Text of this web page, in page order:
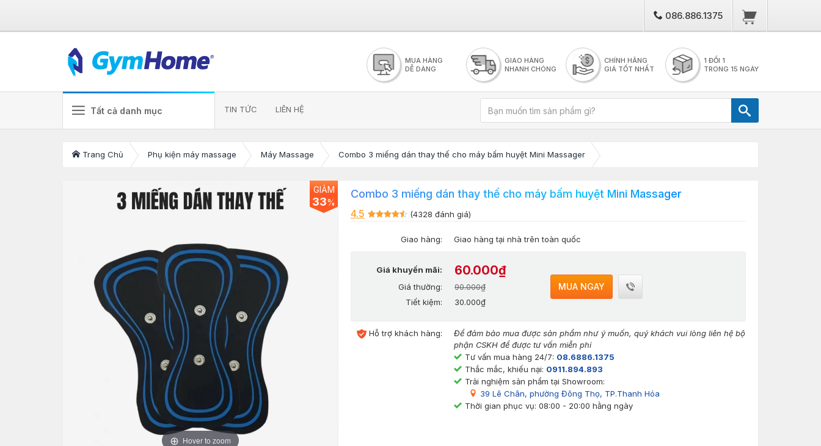
086.886.1375
MUA HÀNG
DỄ DÀNG
GIAO HÀNG
NHANH CHÓNG
CHÍNH HÃNG
GIÁ TỐT NHẤT
1 ĐỔI 1
TRONG 15 NGÀY
Tất cả danh mục TIN TỨC LIÊN HỆ
Trang Chủ Phụ kiện máy massage Máy Massage Combo 3 miếng dán thay thế cho máy bấm huyệt Mini Massager
Hover to zoom
GIẢM
33%
Combo 3 miếng dán thay thế cho máy bấm huyệt Mini Massager
4.5 (4328 đánh giá)
Giao hàng: Giao hàng tại nhà trên toàn quốc
Giá khuyến mãi:
Giá thường:
Tiết kiệm:
60.000₫
90.000₫
30.000₫
MUA NGAY
Hỗ trợ khách hàng:
Để đảm bảo mua được sản phẩm như ý muốn, quý khách vui lòng liên hệ bộ
phận CSKH để được tư vấn miễn phí
Tư vấn mua hàng 24/7: 08.6886.1375
Thắc mắc, khiếu nại: 0911.894.893
Trải nghiệm sản phẩm tại Showroom:
39 Lê Chân, phường Đông Thọ, TP.Thanh Hóa
Thời gian phục vụ: 08:00 - 20:00 hằng ngày